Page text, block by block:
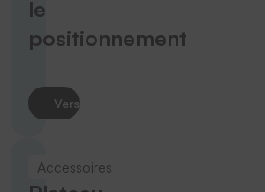
le
positionnement
Vers le produit
Accessoires